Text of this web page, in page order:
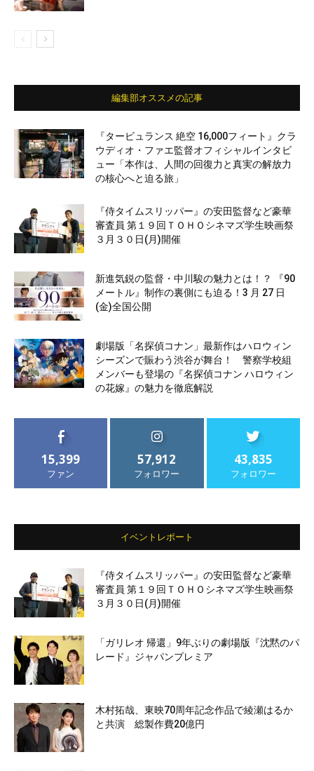
編集部オススメの記事
『タービュランス 絶空 16,000フィート』クラ
ウディオ・ファエ監督オフィシャルインタビ
ュー「本作は、人間の回復力と真実の解放力
の核心へと迫る旅」
『侍タイムスリッパー』の安田監督など豪華
審査員 第１９回ＴＯＨＯシネマズ学生映画祭
３月３０日(月)開催
新進気鋭の監督・中川駿の魅力とは！？ 『90
メートル』制作の裏側にも迫る！3 月 27 日
(金)全国公開
劇場版「名探偵コナン」最新作はハロウィン
シーズンで賑わう渋谷が舞台！ 警察学校組
メンバーも登場の『名探偵コナン ハロウィン
の花嫁』の魅力を徹底解説
15,399
ファン
57,912
フォロワー
43,835
フォロワー
イベントレポート
『侍タイムスリッパー』の安田監督など豪華
審査員 第１９回ＴＯＨＯシネマズ学生映画祭
３月３０日(月)開催
「ガリレオ 帰還」9年ぶりの劇場版『沈黙のパ
レード』ジャパンプレミア
木村拓哉、東映70周年記念作品で綾瀬はるか
と共演 総製作費20億円